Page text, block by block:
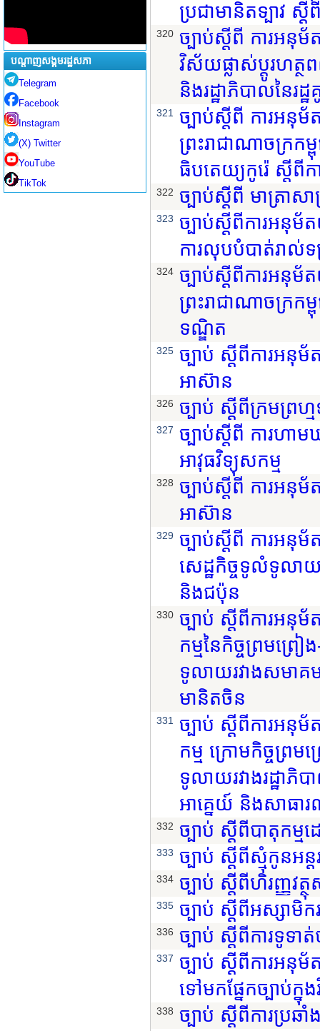
បណ្តាញសង្គមរដ្ឋសភា
Telegram
Facebook
Instagram
(X) Twitter
YouTube
TikTok
ប្រជាមានិតទ្បាវ ស្
320 ច្បាប់ស្តីពី ការអ
វិស័យផ្លាស់ប្តូរហត្ថព
និងរដ្ឋាភិបាលនៃរដ្ឋ
321
ច្បាប់ស្តីពី ការអនុម័
ព្រះរាជាណាចក្រកម្
ធិបតេយ្យកូរ៉េ ស្តីពី
322 ច្បាប់ស្តីពី មាត្រាសា
323 ច្បាប់ស្តីពីការអនុ
ការលុបបំបាត់រាល់ទ
324 ច្បាប់ស្តីពីការអនុម័
ព្រះរាជាណាចក្រកម្
ទណ្ឌិត
325 ច្បាប់ ស្តីពីការអនុ
អាស៊ាន
326 ច្បាប់ ស្តីពីក្រមព្រហ្
327 ច្បាប់ស្តីពី ការហាម
អាវុធវិទ្យុសកម្ម
328 ច្បាប់ស្តីពី ការអ
អាស៊ាន
329 ច្បាប់ស្តីពី ការអនុ
សេដ្ឋកិច្ចទូលំទូលាយ
និងជប៉ុន
330 ច្បាប់ ស្តីពីការអនុ
កម្មនៃកិច្ចព្រមព្រ
ទូលាយរវាងសមាគម
មានិតចិន
331
ច្បាប់ ស្តីពីការអនុ
កម្ម ក្រោមកិច្ចព្រ
ទូលាយរវាងរដ្ឋា
អាគ្នេយ៍ និងសាធារ
332 ច្បាប់ ស្តីពីបាតុកម្
333 ច្បាប់ ស្តីពីស្មុំកូនអន្
334 ច្បាប់ ស្តីពីហិរញ្ញវត្
335 ច្បាប់ ស្តីពីអស្សាមិ
336 ច្បាប់ ស្តីពីការទូទា
337 ច្បាប់ ស្តីពីការអនុ
ទៅមកផ្នែកច្បាប់ក្
338 ច្បាប់ ស្តីពីការប្រ